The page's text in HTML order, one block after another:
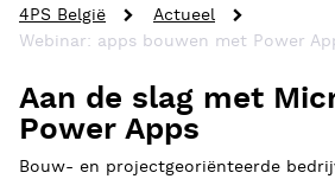
4PS België
Actueel
Webinar: apps bouwen met Power
Aan de slag met
Power Apps
Bouw- en projectgeoriënteerde